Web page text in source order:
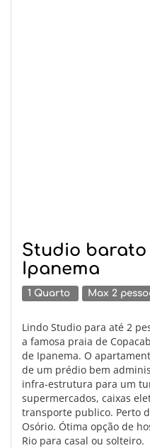
Studio
Ipanema
1 Quarto Max 2
Lindo Studio para até 2
a famosa praia de
de Ipanema. O
de um prédio bem
infra-estrutura para um
supermercados, caixas
transporte publico. Perto
Osório. Ótima opção de
Rio para casal ou solteiro.